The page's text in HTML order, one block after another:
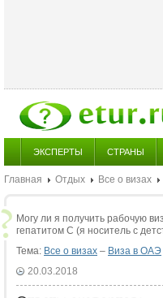
ЭКСПЕРТЫ СТРАНЫ
Главная Отдых Все о визах
Могу ли я получить рабочую
гепатитом С (я носитель с
Тема: Все о визах – Виза в ОАЭ
20.03.2018